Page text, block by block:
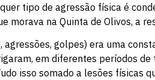
tipo de agressão física é
morava na Quinta de Olivos, a
agressões, golpes) era uma
em diferentes períodos
isso somado a lesões físicas